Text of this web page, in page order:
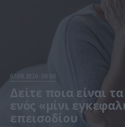
07.08.2026 06:06
Δείτε ποια είναι
ενός «μίνι
επεισοδίου